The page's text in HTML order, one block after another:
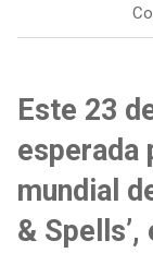
Este 23
esperada
mundial
&